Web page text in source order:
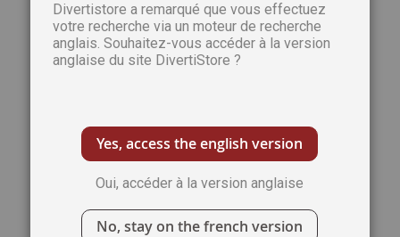
galerie
d’images
Divertistore a remarqué que vous effectuez
votre recherche via un moteur de recherche
anglais. Souhaitez-vous accéder à la version
anglaise du site DivertiStore ?
Yes, access the english version
Oui, accéder à la version anglaise
No, stay on the french version